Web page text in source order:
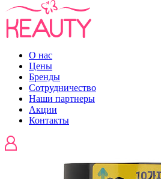
О нас
Цены
Бренды
Сотрудничество
Наши партнеры
Акции
Контакты